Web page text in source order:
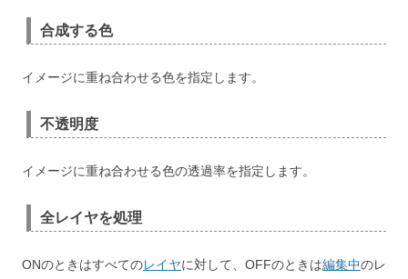
合成する色
イメージに重ね合わせる色を指定します。
不透明度
イメージに重ね合わせる色の透過率を指定します。
全レイヤを処理
ONのときはすべてのレイヤに対して、OFFのときは編集中のレ